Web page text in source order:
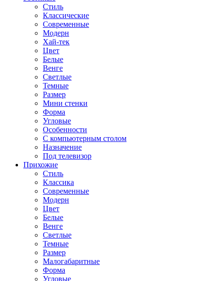
Стиль
Классические
Современные
Модерн
Хай-тек
Цвет
Белые
Венге
Светлые
Темные
Размер
Мини стенки
Форма
Угловые
Особенности
С компьютерным столом
Назначение
Под телевизор
Прихожие
Стиль
Классика
Современные
Модерн
Цвет
Белые
Венге
Светлые
Темные
Размер
Малогабаритные
Форма
Угловые